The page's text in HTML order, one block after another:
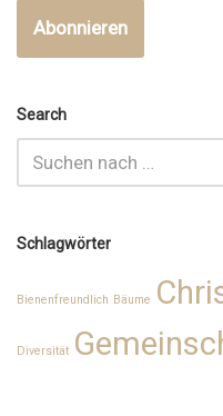
Search
Schlagwörter
Bienenfreundlich Bäume
Diversität